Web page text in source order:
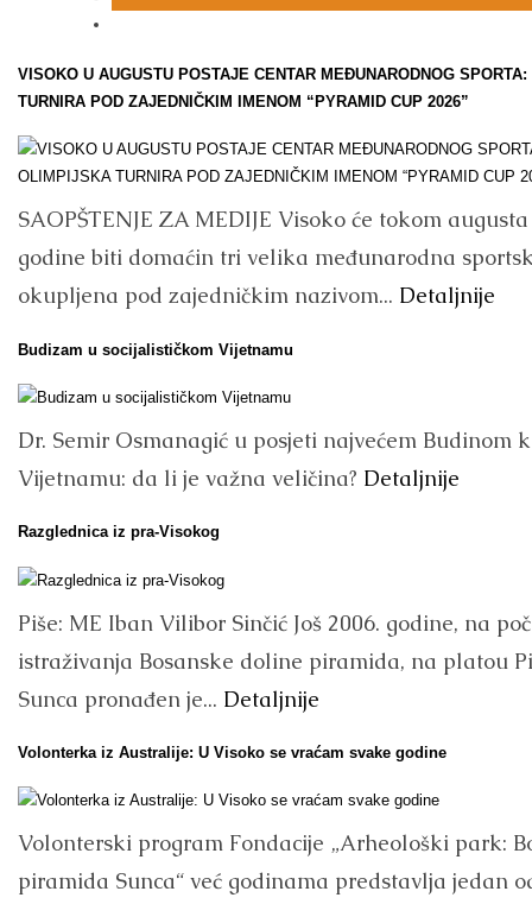
VISOKO U AUGUSTU POSTAJE CENTAR MEĐUNARODNOG
TURNIRA POD ZAJEDNIČKIM IMENOM “PYRAMID CUP 2026”
SAOPŠTENJE ZA MEDIJE Visoko će tokom
godine biti domaćin tri velika međunarodna
okupljena pod zajedničkim nazivom... Detaljnije
Budizam u socijalističkom Vijetnamu
Dr. Semir Osmanagić u posjeti najvećem Budinom
Vijetnamu: da li je važna veličina? Detaljnije
Razglednica iz pra-Visokog
Piše: ME Iban Vilibor Sinčić Još 2006. godine, na
istraživanja Bosanske doline piramida, na platou
Sunca pronađen je... Detaljnije
Volonterka iz Australije: U Visoko se vraćam svake godine
Volonterski program Fondacije „Arheološki park:
piramida Sunca“ već godinama predstavlja jedan